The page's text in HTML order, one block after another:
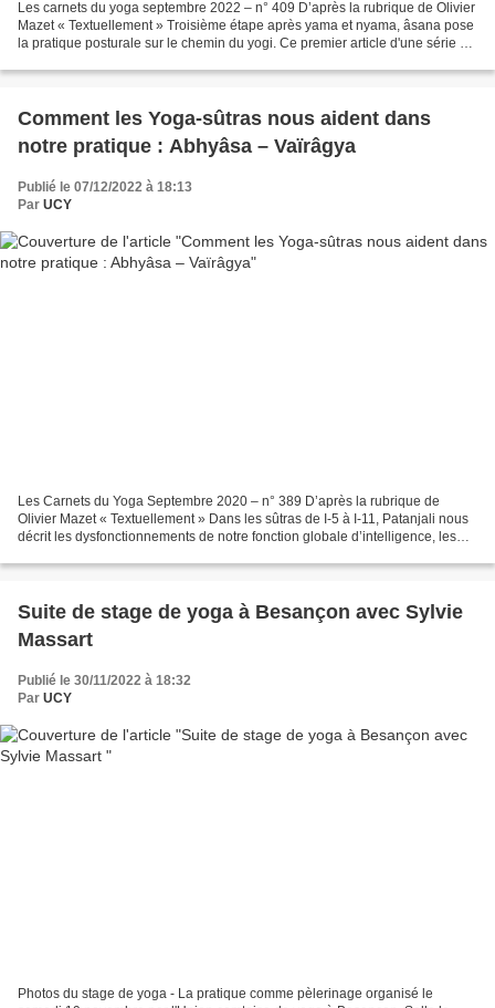
Les carnets du yoga septembre 2022 – n° 409 D’après la rubrique de Olivier
Mazet « Textuellement » Troisième étape après yama et nyama, âsana pose
la pratique posturale sur le chemin du yogi. Ce premier article d'une série de
Comment les Yoga-sûtras nous aident dans
notre pratique : Abhyâsa – Vaïrâgya
Publié le 07/12/2022 à 18:13
Par UCY
Les Carnets du Yoga Septembre 2020 – n° 389 D’après la rubrique de
Olivier Mazet « Textuellement » Dans les sûtras de I-5 à I-11, Patanjali nous
décrit les dysfonctionnements de notre fonction globale d’intelligence, les
Suite de stage de yoga à Besançon avec Sylvie
Massart
Publié le 30/11/2022 à 18:32
Par UCY
Photos du stage de yoga - La pratique comme pèlerinage organisé le